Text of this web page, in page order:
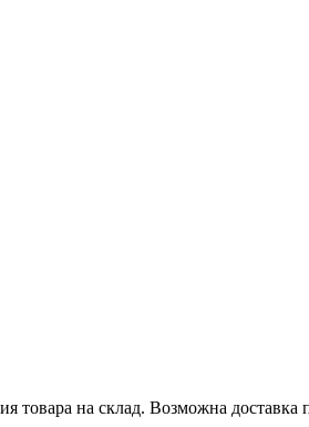
товара на склад. Возможна доставка